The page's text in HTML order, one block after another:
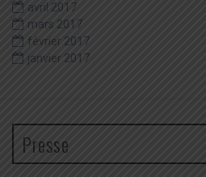
avril 2017
mars 2017
février 2017
janvier 2017
Presse